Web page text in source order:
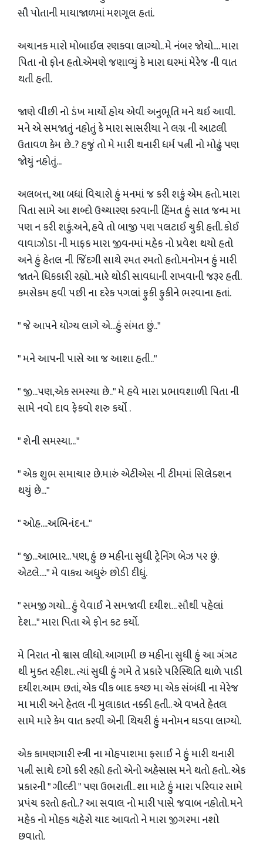
સૌ પોતાની માયાજાળમાં મશગૂલ હતાં.
અચાનક મારો મોબાઈલ રણકવા લાગ્યો.. મે નંબર જોયો.... મારા
પિતા નો ફોન હતો.એમણે જણાવ્યું કે મારા ઘરમાં મેરેજ ની વાત
થતી હતી.
જાણે વીછી નો ડંખ માર્યો હોય એવી અનુભૂતિ મને થઈ આવી.
મને એ સમજાતું નહોતું કે મારા સાસરીયા ને લગ્ન ની આટલી
ઉતાવળ કેમ છે..? હજું તો મે મારી થનારી ધર્મ પત્ની નો મોઢું પણ
જોયું નહોતું...
અલબત્ત, આ બધાં વિચારો હું મનમાં જ કરી શકું એમ હતો. મારા
પિતા સામે આ શબ્દો ઉચ્ચારણ કરવાની હિંમત હું સાત જન્મ મા
પણ ન કરી શકું.અને, હવે તો બાજી પણ પલટાઈ ચુકી હતી. કોઈ
વાવાઝોડા ની માફક મારા જીવનમાં મહેક નો પ્રવેશ થયો હતો
અને હું હેતલ ની જિંદગી સાથે રમત રમતો હતો.મનોમન હું મારી
જાતને ધિકકારી રહ્યો.. મારે થોડી સાવધાની રાખવાની જરૂર હતી.
કમસેકમ હવી પછી ના દરેક પગલાં ફુકી ફુકીને ભરવાના હતાં.
" જે આપને યોગ્ય લાગે એ...હું સંમત છું.."
" મને આપની પાસે આ જ આશા હતી.."
" જી...પણ,એક સમસ્યા છે.." મે હવે મારા પ્રભાવશાળી પિતા ની
સામે નવો દાવ ફેકવો શરુ કર્યો .
" શેની સમસ્યા... "
" એક શુભ સમાચાર છે.મારું એટીએસ ની ટીમમાં સિલેક્શન
થયું છે..."
" ઓહ....અભિનંદન.."
" જી...આભાર... પણ, હું છ મહીના સુધી ટ્રેનિંગ બેઝ પર છું.
એટલે...." મે વાક્ય અધુરું છોડી દીધું.
" સમજી ગયો... હું વેવાઈ ને સમજાવી દયીશ... સૌથી પહેલાં
દેશ..." મારા પિતા એ ફોન કટ કર્યો.
મે નિરાત નો શ્વાસ લીધો. આગામી છ મહીના સુધી હું આ ઞંઞટ
થી મુક્ત રહીશ.. ત્યાં સુધી હું ગમે તે પ્રકારે પરિસ્થિતિ થાળે પાડી
દયીશ.આમ છતાં, એક વીક બાદ કચ્છ મા એક સંબંધી ના મેરેજ
મા મારી અને હેતલ ની મુલાકાત નક્કી હતી.. એ વખતે હેતલ
સામે મારે કેમ વાત કરવી એની થિયરી હું મનોમન ઘડવા લાગ્યો.
એક કામણગારી સ્ત્રી ના મોહપાશમા ફસાઈ ને હું મારી થનારી
પત્ની સાથે દગો કરી રહ્યો હતો એનો અહેસાસ મને થતો હતો.. એક
પ્રકારની " ગીલ્ટી " પણ ઉભરાતી.. શા માટે હું મારા પરિવાર સામે
પ્રપંચ કરતો હતો..? આ સવાલ નો મારી પાસે જવાબ નહોતો. મને
મહેક નો મોહક ચહેરો યાદ આવતો ને મારા જીગરમા નશો
છવાતો.